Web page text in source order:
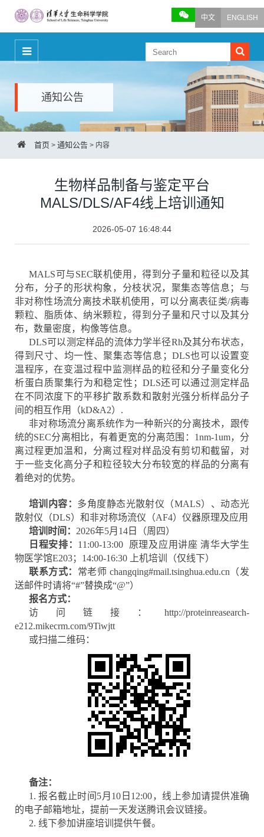
中文 ENGLISH
通知公告
首页 > 通知公告 > 内容
生物样品制备与鉴定平台
MALS/DLS/AF4线上培训通知
2026-05-07 16:48:44
MALS可与SEC联机使用，得到分子量和粒径以及其
分布，分子的形状构象，分枝状况，聚集态等信息；与
非对称性场流分离技术联机使用，可以分离表征类/病毒
颗粒、脂质体、纳米颗粒，得到分子量和尺寸以及其分
布，数量密度，构像等信息。
DLS可以测定样品的流体力学半径Rh及其分布状态，
得到尺寸、均一性、聚集态等信息；DLS也可以设置变
温程序，在变温过程中监测样品的粒径和分子量变化分
析蛋白质聚集行为和稳定性；DLS还可以通过测定样品
在不同浓度下的平移扩散系数和散射光强分析样品分子
间的相互作用（kD&A2）.
非对称场流分离系统作为一种新兴的分离技术，跟传
统的SEC分离相比，有着更宽的分离范围：1nm-1um，分
离过程更加温和，分离过程对样品没有剪切和截留，对
于一些支化高分子和粒径较大分布较宽的样品的分离有
着绝对的优势。
培训内容： 多角度静态光散射仪（MALS）、动态光
散射仪（DLS）和非对称场流仪（AF4）仪器原理及应用
培训时间： 2026年5月14日（周四）
日程安排： 11:00-13:00 原理及应用讲座 清华大学生
物医学馆E203；14:00-16:30 上机培训（仅线下）
联系方式： 常老师 changqing#mail.tsinghua.edu.cn（发
送邮件时请将“#”替换成“@”）
报名方式：
访问链接： http://proteinreasearch-
e212.mikecrm.com/9Tiwjtt
或扫描二维码：
备注：
1. 报名截止时间5月10日12:00，线上参加请提供准确
的电子邮箱地址，提前一天发送腾讯会议链接。
2. 线下参加讲座培训提供午餐。